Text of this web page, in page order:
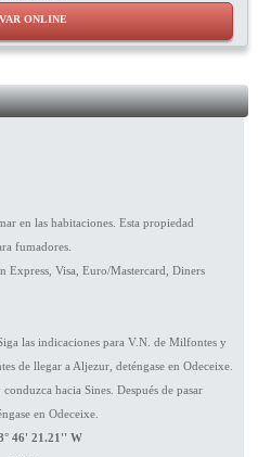
ONLINE
en las habitaciones. Esta propiedad
fumadores.
Express, Visa, Euro/Mastercard, Diners
las indicaciones para V.N. de Milfontes y
de llegar a Aljezur, deténgase en Odeceixe.
hacia Sines. Después de pasar
en Odeceixe.
46' 21.21'' W